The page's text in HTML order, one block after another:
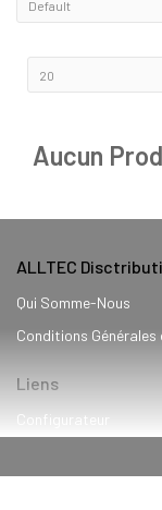
Aucun
ALLTEC
Qui Somme-Nous
Conditions Générales
Liens
Configurateur